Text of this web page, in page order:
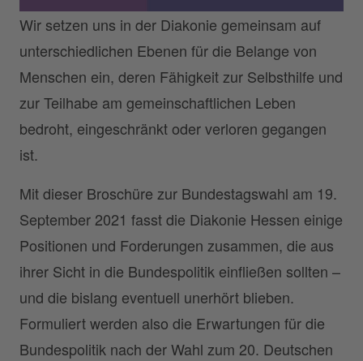
Wir setzen uns in der Diakonie gemeinsam auf
unterschiedlichen Ebenen für die Belange von
Menschen ein, deren Fähigkeit zur Selbsthilfe und
zur Teilhabe am gemeinschaftlichen Leben
bedroht, eingeschränkt oder verloren gegangen
ist.
Mit dieser Broschüre zur Bundestagswahl am 19.
September 2021 fasst die Diakonie Hessen einige
Positionen und Forderungen zusammen, die aus
ihrer Sicht in die Bundespolitik einfließen sollten –
und die bislang eventuell unerhört blieben.
Formuliert werden also die Erwartungen für die
Bundespolitik nach der Wahl zum 20. Deutschen